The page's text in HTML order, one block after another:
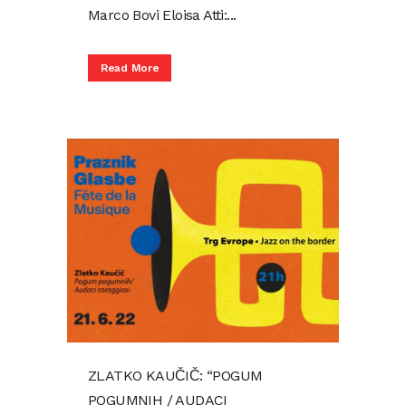
Marco Bovi Eloisa Atti:...
Read More
ZLATKO KAUČIČ: “POGUM
POGUMNIH / AUDACI